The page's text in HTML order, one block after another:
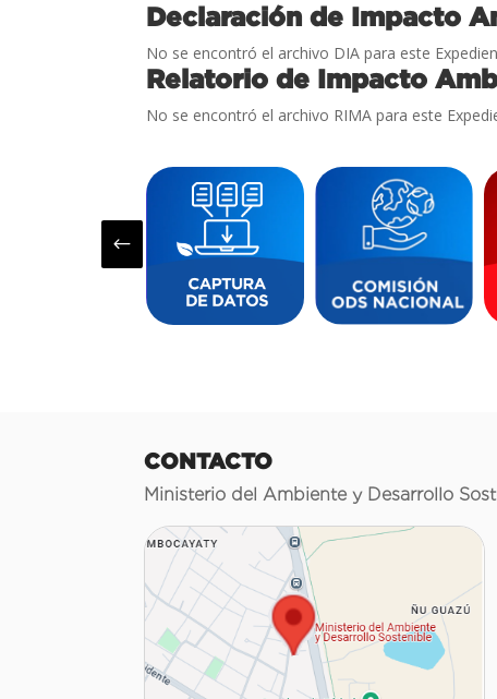
Declaración de Impacto
No se encontró el archivo DIA para este
Relatorio de Impacto
No se encontró el archivo RIMA para este
#
CONTACTO
Ministerio del Ambiente y Desarrollo